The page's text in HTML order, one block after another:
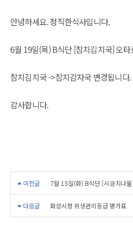
안녕하세요. 정직한식사입니다.
6월 19일(목) B식단 [참치김치국] 오
참치김치국 ->참치감자국 변경됩니다.
감사합니다.
이전글 7월 15일(화) B식단 [시금치나
다음글 화성시청 위생관리등급 평가표